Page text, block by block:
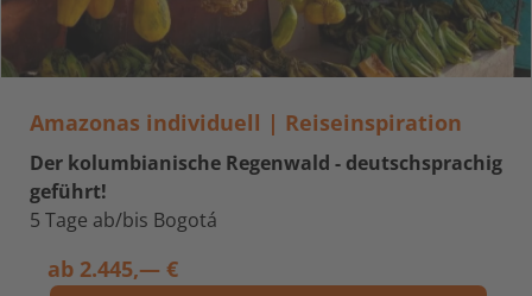
Amazonas individuell | Reiseinspiration
Der kolumbianische Regenwald - deutschsprachig
geführt!
5 Tage ab/bis Bogotá
ab 2.445,— €